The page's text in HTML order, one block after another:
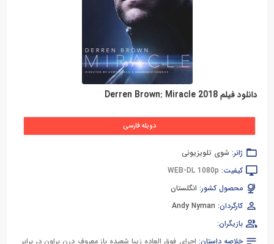
دانلود فیلم Derren Brown: Miracle 2018
دوبله فارسی
ژانر: شوی تلویزیونی
کیفیت: WEB-DL 1080p
محصول کشور: انگلستان
کارگردان: Andy Nyman
بازیگران:
خلاصه داستان: اجرای فوق العاده زیبا شعبده باز معروف درن براون در برابر